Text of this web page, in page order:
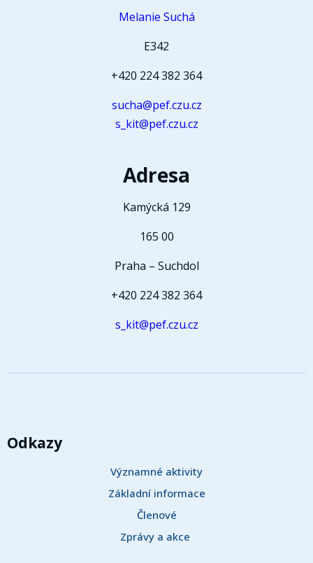
Melanie Suchá
E342
+420 224 382 364
sucha@pef.czu.cz
s_kit@pef.czu.cz
Adresa
Kamýcká 129
165 00
Praha – Suchdol
+420 224 382 364
s_kit@pef.czu.cz
Odkazy
Významné aktivity
Základní informace
Členové
Zprávy a akce